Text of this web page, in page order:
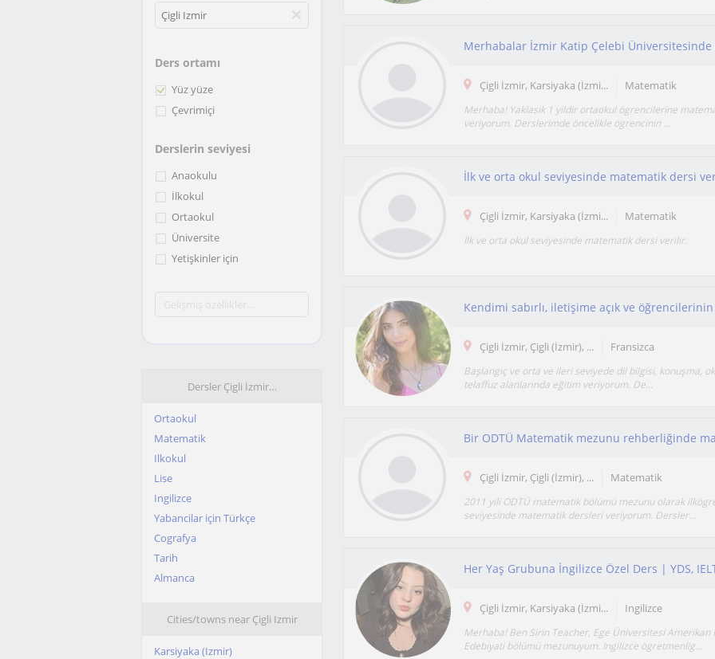
Ders ortamı
Yüz yüze
Çevrimiçi
Derslerin seviyesi
Anaokulu
İlkokul
Ortaokul
Üniversite
Yetişkinler için
Dersler Çigli İzmir…
Ortaokul
Matematik
Ilkokul
Lise
Ingilizce
Yabancilar için Türkçe
Cografya
Tarih
Almanca
Cities/towns near Çigli Izmir
Karsiyaka (Izmir)
Çigli İzmir, Karsiyaka (İzmi... Matematik
Merhaba! Yaklasik 1 yildir ortaokul ögrencilerine
veriyorum. Derslerimde öncelikle ögrencinin ...
İlk ve orta okul seviyesinde matematik dersi
Çigli İzmir, Karsiyaka (İzmi... Matematik
İlk ve orta okul seviyesinde matematik dersi verilir.
Çigli İzmir, Çigli (İzmir), ... Fransizca
Başlangıç ve orta ve ileri seviyede dil bilgisi, konuşma,
telaffuz alanlarında eğitim veriyorum. De...
Çigli İzmir, Çigli (İzmir), ... Matematik
2011 yili ODTÜ matematik bölümü mezunu olarak
seviyesinde matematik dersleri veriyorum. Dersler...
Çigli İzmir, Karsiyaka (İzmi... Ingilizce
Merhaba! Ben Sirin Teacher, Ege Üniversitesi Amerikan
Edebiyati bölümü mezunuyum. Ingilizce ögretmenlig...